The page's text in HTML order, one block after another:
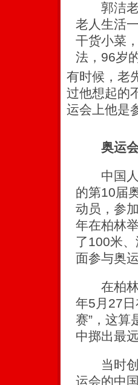
郭洁老
老人生活
干货小菜
法，96岁
有时候，老
过他想起的
运会上他是
奥运
中国人
的第10届
动员，参
年在柏林
了100米
面参与奥运
在柏林
年5月27
赛”，这算
中掷出最
当时创
运会的中